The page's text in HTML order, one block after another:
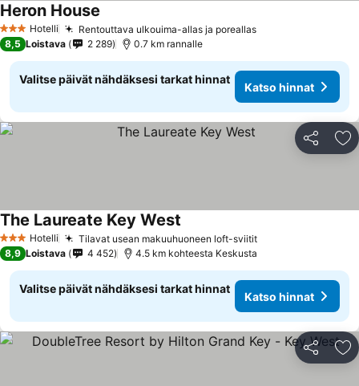
3 Tähtiluokitus
Hotelli Rentouttava ulkouima-allas ja poreallas
Heron House
8,5 Loistava 2 289 0.7 km rannalle
Valitse päivät nähdäksesi tarkat hinnat
Katso hinnat
Jaa
3 Tähtiluokitus
Hotelli Tilavat usean makuuhuoneen loft-sviitit
The Laureate Key West
8,9 Loistava 4 452 4.5 km kohteesta Keskusta
Valitse päivät nähdäksesi tarkat hinnat
Katso hinnat
Jaa